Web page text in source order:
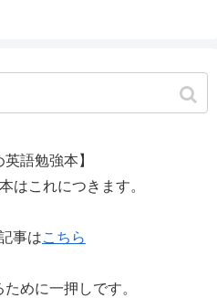
英語勉強本】
はこれにつきます。
事はこちら
めに一押しです。